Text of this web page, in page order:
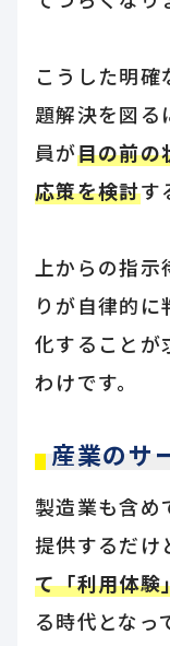
こうした明
題解決を図る
員が目の前の
応策を検討す
上からの指
りが自律的
化することが
わけです。
産業のサ
製造業も含め
提供するだけ
て「利用体験
る時代となっ